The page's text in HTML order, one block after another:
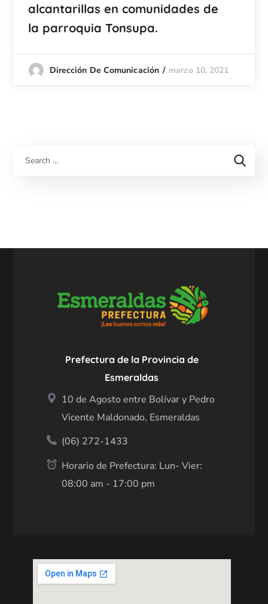
alcantarillas en comunidades de
la parroquia Tonsupa.
Dirección De Comunicación marzo 10, 2021
Prefectura de la Provincia de
Esmeraldas
10 de Agosto entre Bolívar y Pedro
Vicente Maldonado, Esmeraldas
(06) 272-1433
Horario de Prefectura: Lun- Vier:
08:00 am - 17:00 pm